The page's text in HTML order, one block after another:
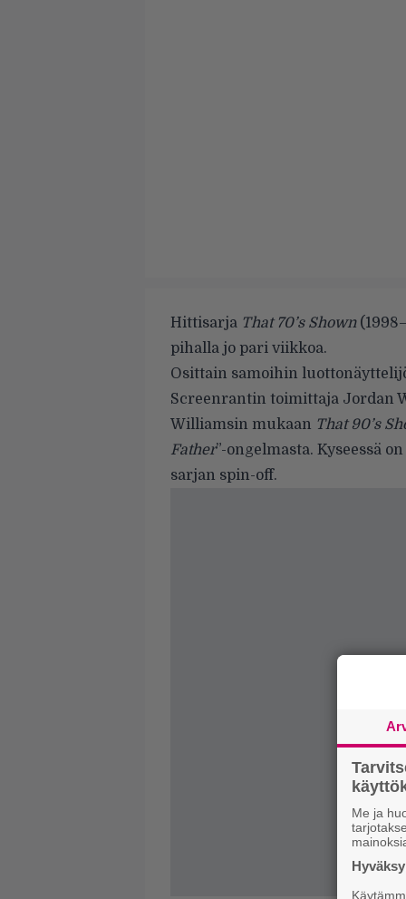
Hittisarja That 70’s Shown
pihalla jo pari viikkoa.
Osittain samoihin
Screenrantin toimittaja Jordan
Williamsin mukaan That 90’s
Father”-ongelmasta. Kyseessä on
sarjan spin-off.
Me ja